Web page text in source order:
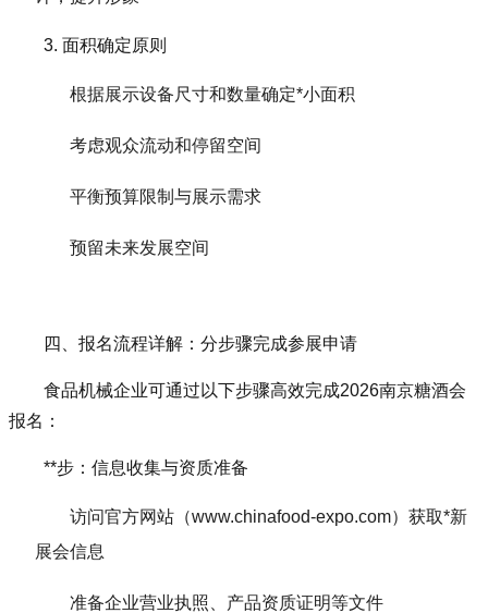
3. 面积确定原则
根据展示设备尺寸和数量确定*小面积
考虑观众流动和停留空间
平衡预算限制与展示需求
预留未来发展空间
四、报名流程详解：分步骤完成参展申请
食品机械企业可通过以下步骤高效完成2026南京糖酒会
报名：
**步：信息收集与资质准备
访问官方网站（www.chinafood-expo.com）获取*新
展会信息
准备企业营业执照、产品资质证明等文件